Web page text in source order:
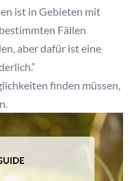
ist in Gebieten mit
Fällen
aber dafür ist eine
finden müssen,